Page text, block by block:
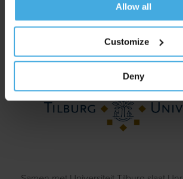
Allow all
Customize
Deny
Unravel is met trots aangesloten bij
Neuromarketing Science & Business